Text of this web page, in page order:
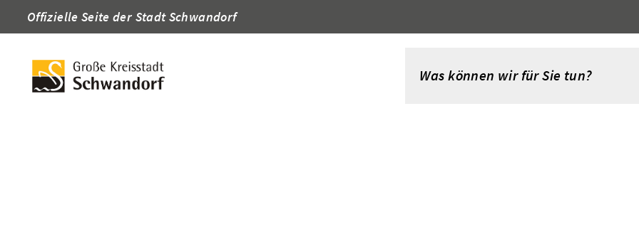
Offizielle Seite der Stadt Schwandorf